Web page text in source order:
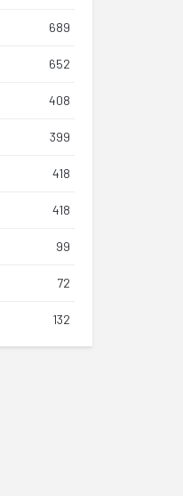
689
652
408
399
418
418
99
72
132